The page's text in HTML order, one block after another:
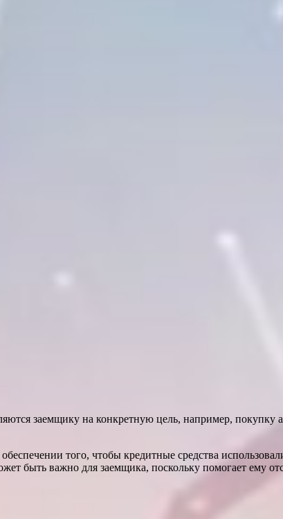
заемщику на конкретную цель, например, покупку
того, чтобы кредитные средства
быть важно для заемщика, поскольку помогает ему